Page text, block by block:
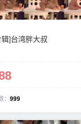
辑]台湾胖大叔
： 999